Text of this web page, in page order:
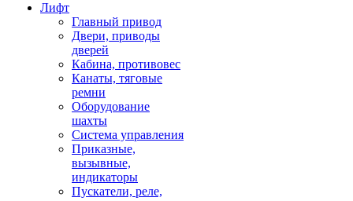
Лифт
Главный привод
Двери, приводы
дверей
Кабина, противовес
Канаты, тяговые
ремни
Оборудование
шахты
Система управления
Приказные,
вызывные,
индикаторы
Пускатели, реле,